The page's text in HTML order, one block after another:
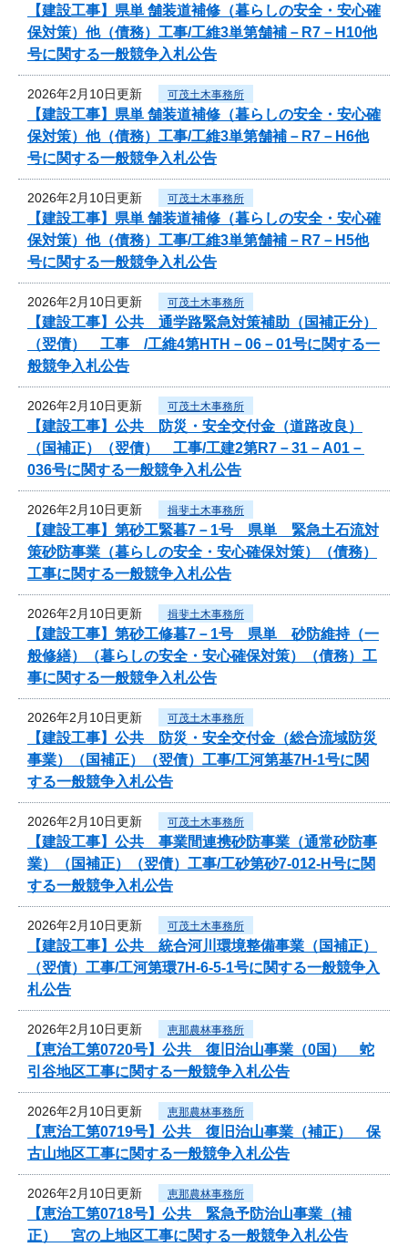
【建設工事】県単 舗装道補修（暮らしの安全・安心確
保対策）他（債務）工事/工維3単第舗補－R7－H10他
号に関する一般競争入札公告
2026年2月10日更新 可茂土木事務所
【建設工事】県単 舗装道補修（暮らしの安全・安心確
保対策）他（債務）工事/工維3単第舗補－R7－H6他
号に関する一般競争入札公告
2026年2月10日更新 可茂土木事務所
【建設工事】県単 舗装道補修（暮らしの安全・安心確
保対策）他（債務）工事/工維3単第舗補－R7－H5他
号に関する一般競争入札公告
2026年2月10日更新 可茂土木事務所
【建設工事】公共 通学路緊急対策補助（国補正分）
（翌債） 工事 /工維4第HTH－06－01号に関する一
般競争入札公告
2026年2月10日更新 可茂土木事務所
【建設工事】公共 防災・安全交付金（道路改良）
（国補正）（翌債） 工事/工建2第R7－31－A01－
036号に関する一般競争入札公告
2026年2月10日更新 揖斐土木事務所
【建設工事】第砂工緊暮7－1号 県単 緊急土石流対
策砂防事業（暮らしの安全・安心確保対策）（債務）
工事に関する一般競争入札公告
2026年2月10日更新 揖斐土木事務所
【建設工事】第砂工修暮7－1号 県単 砂防維持（一
般修繕）（暮らしの安全・安心確保対策）（債務）工
事に関する一般競争入札公告
2026年2月10日更新 可茂土木事務所
【建設工事】公共 防災・安全交付金（総合流域防災
事業）（国補正）（翌債）工事/工河第基7H-1号に関
する一般競争入札公告
2026年2月10日更新 可茂土木事務所
【建設工事】公共 事業間連携砂防事業（通常砂防事
業）（国補正）（翌債）工事/工砂第砂7-012‐H号に関
する一般競争入札公告
2026年2月10日更新 可茂土木事務所
【建設工事】公共 統合河川環境整備事業（国補正）
（翌債）工事/工河第環7H-6-5-1号に関する一般競争入
札公告
2026年2月10日更新 恵那農林事務所
【恵治工第0720号】公共 復旧治山事業（0国） 蛇
引谷地区工事に関する一般競争入札公告
2026年2月10日更新 恵那農林事務所
【恵治工第0719号】公共 復旧治山事業（補正） 保
古山地区工事に関する一般競争入札公告
2026年2月10日更新 恵那農林事務所
【恵治工第0718号】公共 緊急予防治山事業（補
正） 宮の上地区工事に関する一般競争入札公告